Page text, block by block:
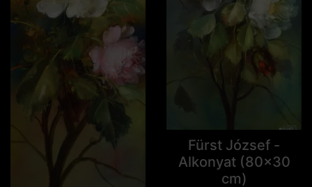
Fürst József -
Alkonyat (80x30
cm)